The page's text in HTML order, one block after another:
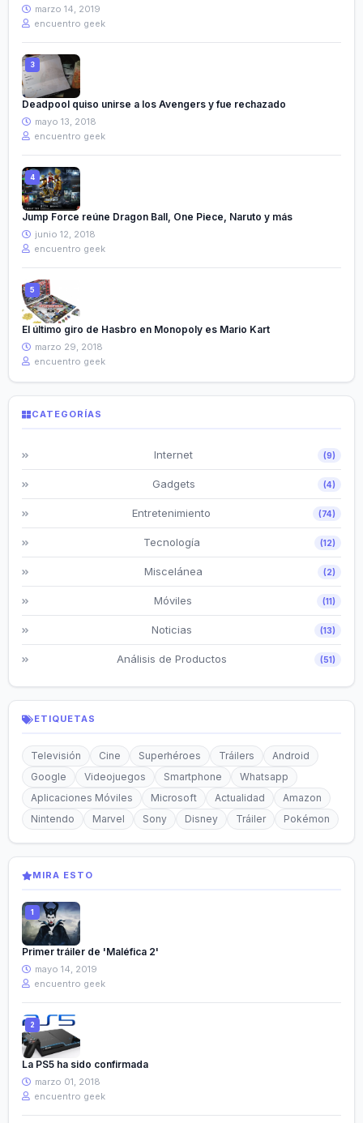
marzo 14, 2019
encuentro geek
Deadpool quiso unirse a los Avengers y fue rechazado
mayo 13, 2018
encuentro geek
Jump Force reúne Dragon Ball, One Piece, Naruto y más
junio 12, 2018
encuentro geek
El último giro de Hasbro en Monopoly es Mario Kart
marzo 29, 2018
encuentro geek
CATEGORÍAS
Internet (9)
Gadgets (4)
Entretenimiento (74)
Tecnología (12)
Miscelánea (2)
Móviles (11)
Noticias (13)
Análisis de Productos (51)
ETIQUETAS
Televisión Cine Superhéroes Tráilers
Android
Google
Videojuegos Smartphone
Whatsapp
Aplicaciones Móviles
Microsoft Actualidad
Amazon
Nintendo
Marvel Sony Disney Tráiler Pokémon
MIRA ESTO
Primer tráiler de 'Maléfica 2'
mayo 14, 2019
encuentro geek
La PS5 ha sido confirmada
marzo 01, 2018
encuentro geek